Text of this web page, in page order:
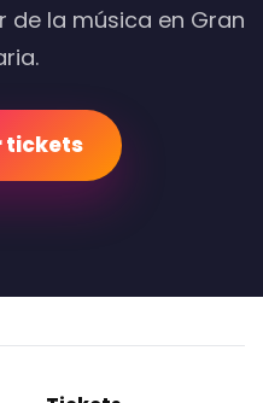
la música en Gran
tickets